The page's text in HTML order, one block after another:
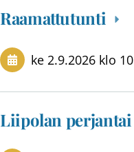
Raamattutunti
ke 2.9.2026 klo 10
Liipolan perjantai